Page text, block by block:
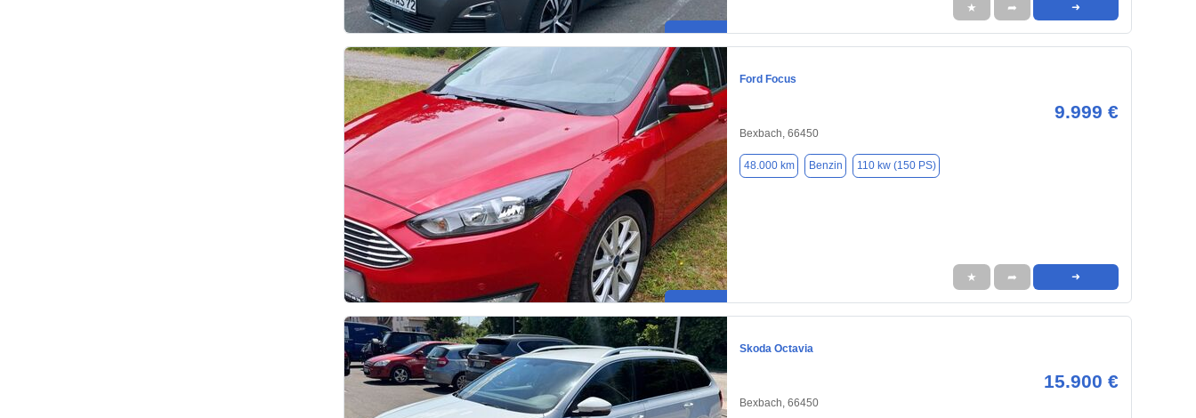
★ ➦ ➜
Ford Focus
9.999 €
Bexbach, 66450
48.000 km Benzin 110 kw (150 PS)
★ ➦ ➜
Skoda Octavia
15.900 €
Bexbach, 66450